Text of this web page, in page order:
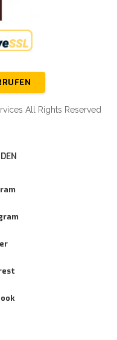
All Rights Reserved